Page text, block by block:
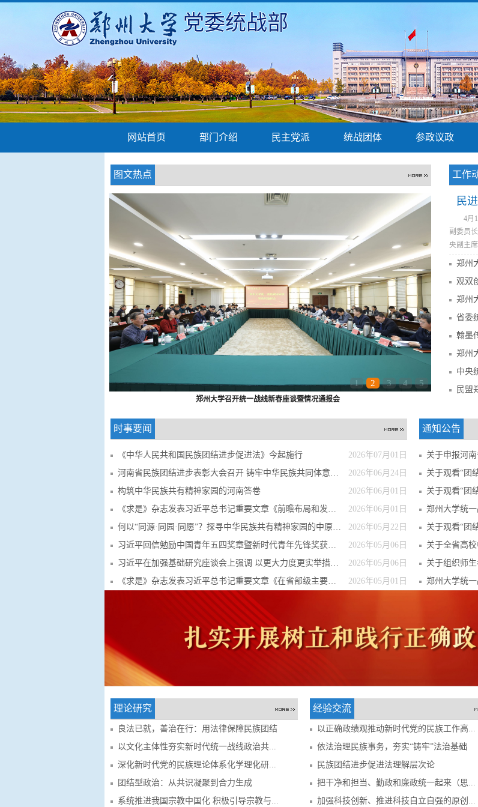
党委统战部
网站首页 部门介绍 民主党派 统战团体 参政议政
图文热点 工作
民
4月
副委员
央副主
中央
1 2 3 4 5
郑州大学召开统一战线新春座谈暨情况通报会
时事要闻
2026年07月01日
《中华人民共和国民族团结进步促进法》今起施行
2026年06月24日
河南省民族团结进步表彰大会召开 铸牢中华民族共同体意识 推...
2026年06月01日
构筑中华民族共有精神家园的河南答卷
2026年06月01日
《求是》杂志发表习近平总书记重要文章《前瞻布局和发展未来...
2026年05月22日
何以“同源·同园·同愿”？探寻中华民族共有精神家园的中原印记
2026年05月06日
习近平回信勉励中国青年五四奖章暨新时代青年先锋奖获奖者代...
2026年05月06日
习近平在加强基础研究座谈会上强调 以更大力度更实举措加强基...
2026年05月01日
《求是》杂志发表习近平总书记重要文章《在省部级主要领导干...
通知公告
关于申报河南
关于观看“团
关于观看“团
郑州大学统一
关于观看“团
关于全省高校中
关于组织师生参
郑州大学统一
理论研究
良法已就，善治在行：用法律保障民族团结​
以文化主体性夯实新时代统一战线政治共...
深化新时代党的民族理论体系化学理化研...
团结型政治：从共识凝聚到合力生成
系统推进我国宗教中国化 积极引导宗教与...
经验交流
以正确政绩观推动新时代党的民族工作高...
依法治理民族事务，夯实“铸牢”法治基础
民族团结进步促进法理解层次论
把干净和担当、勤政和廉政统一起来（思...
加强科技创新、推进科技自立自强的原创...